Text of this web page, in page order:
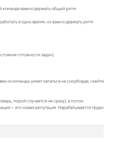
пояс +3
появляется
не Антон…
любит лечь
пораньше,
бегать
всем